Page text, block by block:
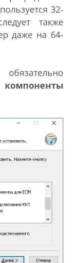
32-
также
даже на 64-
компоненты